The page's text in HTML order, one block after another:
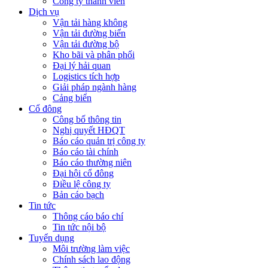
Dịch vụ
Vận tải hàng không
Vận tải đường biển
Vận tải đường bộ
Kho bãi và phân phối
Đại lý hải quan
Logistics tích hợp
Giải pháp ngành hàng
Cảng biển
Cổ đông
Công bố thông tin
Nghị quyết HĐQT
Báo cáo quản trị công ty
Báo cáo tài chính
Báo cáo thường niên
Đại hội cổ đông
Điều lệ công ty
Bản cáo bạch
Tin tức
Thông cáo báo chí
Tin tức nội bộ
Tuyển dụng
Môi trường làm việc
Chính sách lao động